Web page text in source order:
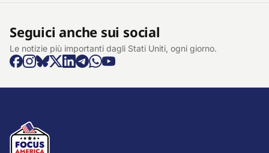
Seguici anche sui social
Le notizie più importanti dagli Stati Uniti, ogni giorno.